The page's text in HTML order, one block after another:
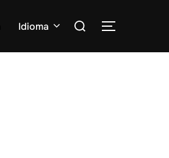
Idioma
Search
TOGGLE